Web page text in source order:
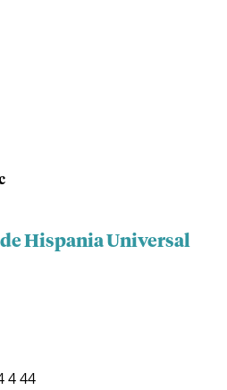
Hispania Universal
4 44